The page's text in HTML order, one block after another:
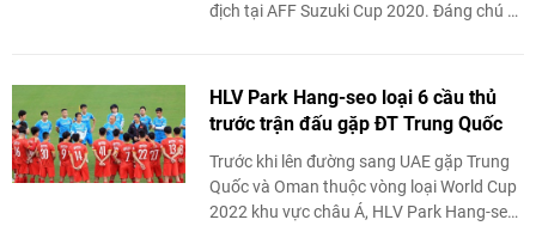
địch tại AFF Suzuki Cup 2020. Đáng chú ý,
HLV Park Hang-seo loại 6 cầu thủ
trước trận đấu gặp ĐT Trung Quốc
Trước khi lên đường sang UAE gặp Trung
Quốc và Oman thuộc vòng loại World Cup
2022 khu vực châu Á, HLV Park Hang-seo